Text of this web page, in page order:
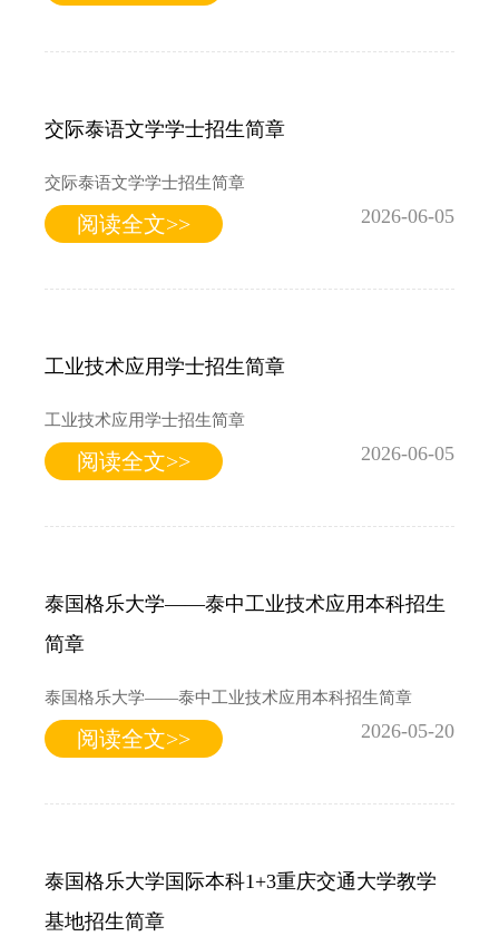
交际泰语文学学士招生简章
交际泰语文学学士招生简章
阅读全文>> 2026-06-05
工业技术应用学士招生简章
工业技术应用学士招生简章
阅读全文>> 2026-06-05
泰国格乐大学——泰中工业技术应用本科招生
简章
泰国格乐大学——泰中工业技术应用本科招生简章
阅读全文>> 2026-05-20
泰国格乐大学国际本科1+3重庆交通大学教学
基地招生简章